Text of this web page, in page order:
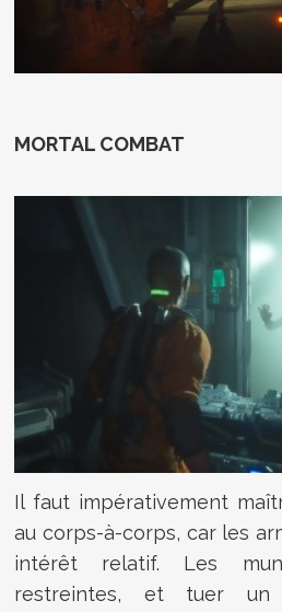
MORTAL COMBAT
Il faut impérativement
au corps-à-corps, car les
intérêt relatif. Les
restreintes, et tuer un